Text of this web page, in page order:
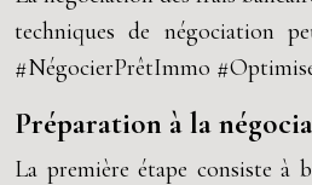
techniques de négociation
#NégocierPrêtImmo
Préparation à la
La première étape consiste à